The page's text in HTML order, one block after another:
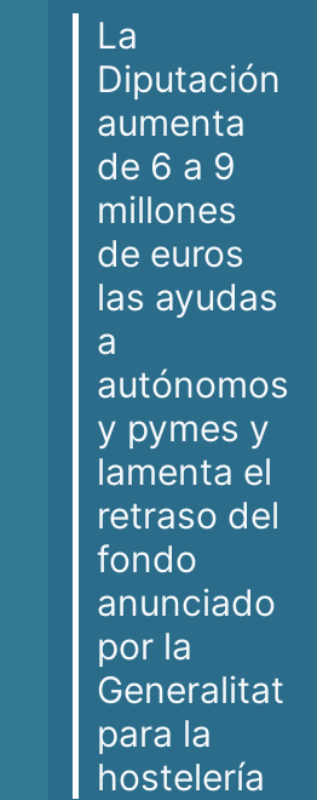
La
Diputación
aumenta
de 6 a 9
millones
de euros
las ayudas
a
autónomos
y pymes y
lamenta el
retraso del
fondo
anunciado
por la
Generalitat
para la
hostelería